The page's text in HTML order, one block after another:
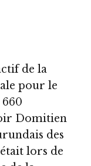
de la
pour le
Domitien
des
lors de